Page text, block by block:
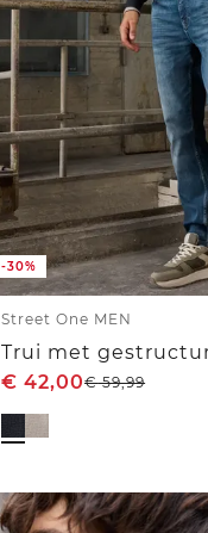
-30%
Street One MEN
Trui met
€ 42,00€59,99